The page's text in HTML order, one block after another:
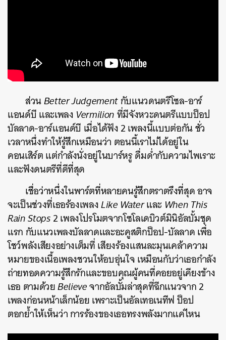
ส่วนBetter Judgementกับแนวดนตรีโซล-อาร์
แอนด์บี และเพลง Vermilionที่มีจังหวะดนตรีแบบป็อป
บัลลาด-อาร์แอนด์บี เมื่อได้ฟัง 2 เพลงนี้แบบต่อกัน ชั่ว
เวลาหนึ่งทำให้รู้สึกเหมือนว่า ตอนนี้เราไม่ได้อยู่ใน
คอนเสิร์ต แต่กำลังนั่งอยู่ในบาร์หรู ดื่มด่ำกับความไพเราะ
และฟังดนตรีที่ดีที่สุด
เชื่อว่าหนึ่งในพาร์ตที่หลายคนรู้สึกตราตรึงที่สุด อาจ
จะเป็นช่วงที่เธอร้องเพลงLike Waterและ When This
Rain Stops2 เพลงโปรโมตจากโซโลเดบิวต์มินิอัลบั้มชุด
แรก กับแนวเพลงบัลลาดและอะคูสติกป็อป-บัลลาด เพื่อ
โชว์พลังเสียงอย่างเต็มที่ เสียงร้องแสนละมุนเคล้าความ
หมายของเนื้อเพลงชวนให้อบอุ่นใจ เหมือนกับว่าเธอกำลัง
ถ่ายทอดความรู้สึกรักและขอบคุณผู้คนที่คอยอยู่เคียงข้าง
เธอ ตามด้วยBelieveจากอัลบั้มล่าสุดที่ฉีกแนวจาก 2
เพลงก่อนหน้าเล็กน้อย เพราะเป็นอัลเทอเนทีฟ ป็อป
ตอกย้ำให้เห็นว่า การร้องของเธอทรงพลังมากแค่ไหน